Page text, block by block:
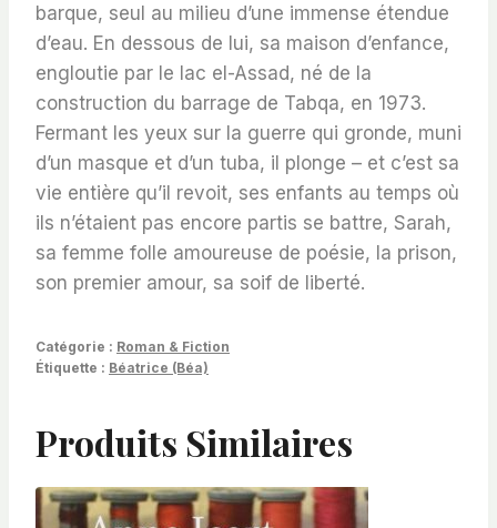
barque, seul au milieu d’une immense étendue
d’eau. En dessous de lui, sa maison d’enfance,
engloutie par le lac el-Assad, né de la
construction du barrage de Tabqa, en 1973.
Fermant les yeux sur la guerre qui gronde, muni
d’un masque et d’un tuba, il plonge – et c’est sa
vie entière qu’il revoit, ses enfants au temps où
ils n’étaient pas encore partis se battre, Sarah,
sa femme folle amoureuse de poésie, la prison,
son premier amour, sa soif de liberté.
Catégorie : Roman & Fiction
Étiquette : Béatrice (Béa)
Produits Similaires